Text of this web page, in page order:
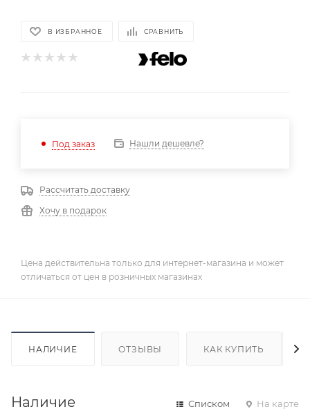
В ИЗБРАННОЕ СРАВНИТЬ
Под заказ Нашли дешевле?
Рассчитать доставку
Хочу в подарок
Цена действительна только для интернет-магазина и может
отличаться от цен в розничных магазинах
НАЛИЧИЕ ОТЗЫВЫ КАК КУПИТЬ
Наличие Списком На карте